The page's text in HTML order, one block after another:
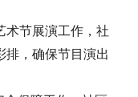
术节展演工作，社
排，确保节目演出